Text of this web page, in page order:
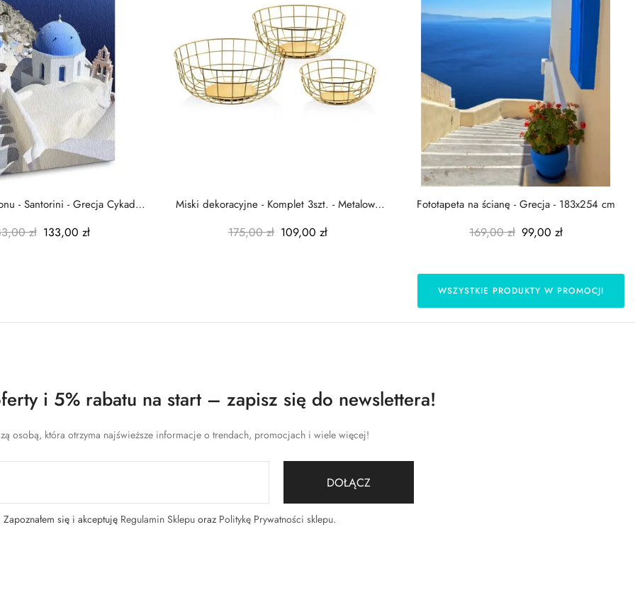
- Santorini - Grecja Cykady
zł 133,00 zł
Miski dekoracyjne - Komplet 3szt. - Metalowe
175,00 zł 109,00 zł
Fototapeta na ścianę - Grecja - 183x254 cm
169,00 zł 99,00 zł
WSZYSTKIE PRODUKTY W PROMOCJI
i 5% rabatu na start – zapisz się do newslettera!
osobą, która otrzyma najświeższe informacje o trendach, promocjach i wiele więcej!
DOŁĄCZ
Zapoznałem się i akceptuję Regulamin Sklepuoraz Politykę Prywatności sklepu.